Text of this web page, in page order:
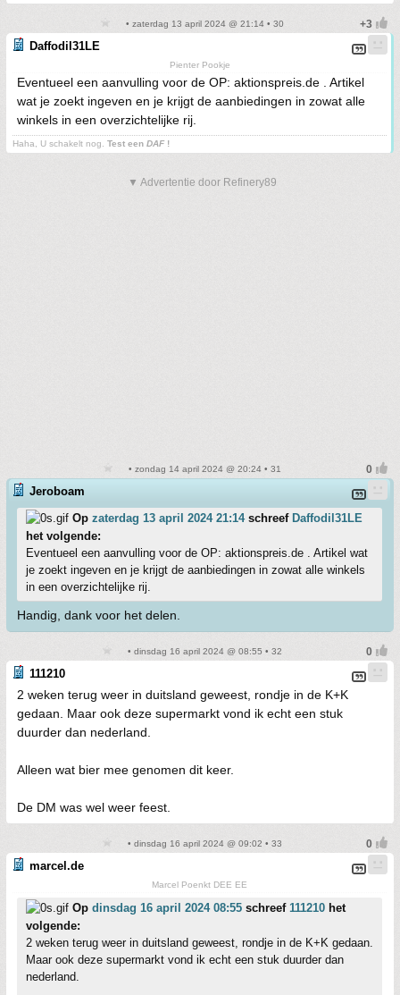
• zaterdag 13 april 2024 @ 21:14 • 30
Daffodil31LE
Pienter Pookje
Eventueel een aanvulling voor de OP: aktionspreis.de . Artikel
wat je zoekt ingeven en je krijgt de aanbiedingen in zowat alle
winkels in een overzichtelijke rij.
Haha, U schakelt nog. Test een DAF !
▼ Advertentie door Refinery89
• zondag 14 april 2024 @ 20:24 • 31
Jeroboam
Op zaterdag 13 april 2024 21:14schreef Daffodil31LE
het volgende:
Eventueel een aanvulling voor de OP: aktionspreis.de . Artikel wat
je zoekt ingeven en je krijgt de aanbiedingen in zowat alle winkels
in een overzichtelijke rij.
Handig, dank voor het delen.
• dinsdag 16 april 2024 @ 08:55 • 32
111210
2 weken terug weer in duitsland geweest, rondje in de K+K
gedaan. Maar ook deze supermarkt vond ik echt een stuk
duurder dan nederland.
Alleen wat bier mee genomen dit keer.
De DM was wel weer feest.
• dinsdag 16 april 2024 @ 09:02 • 33
marcel.de
Marcel Poenkt DEE EE
Op dinsdag 16 april 2024 08:55 schreef 111210 het
volgende:
2 weken terug weer in duitsland geweest, rondje in de K+K gedaan.
Maar ook deze supermarkt vond ik echt een stuk duurder dan
nederland.